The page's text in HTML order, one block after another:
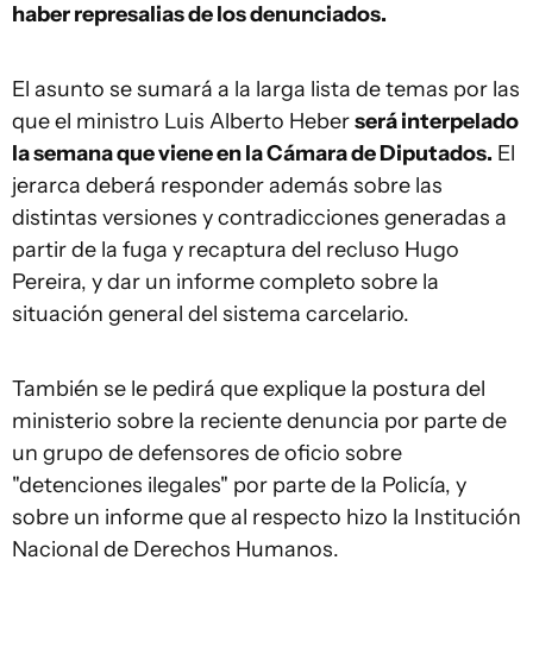
haber represalias de los denunciados.
El asunto se sumará a la larga lista de temas por las
que el ministro Luis Alberto Heberserá interpelado
la semana que viene en la Cámara de Diputados. El
jerarca deberá responder además sobre las
distintas versiones y contradicciones generadas a
partir de la fuga y recaptura del recluso Hugo
Pereira, y dar un informe completo sobre la
situación general del sistema carcelario.
También se le pedirá que explique la postura del
ministerio sobre la reciente denuncia por parte de
un grupo de defensores de oficio sobre
"detenciones ilegales" por parte de la Policía, y
sobre un informe que al respecto hizo la Institución
Nacional de Derechos Humanos.